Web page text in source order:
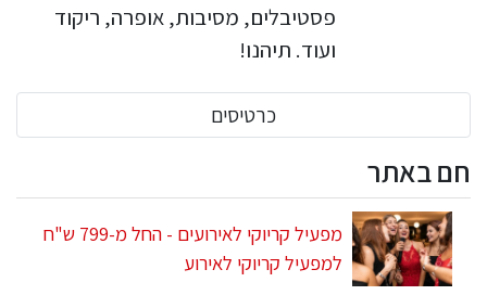
פסטיבלים, מסיבות, אופרה, ריקוד
ועוד. תיהנו!
כרטיסים
חם באתר
מפעיל קריוקי לאירועים - החל מ-799 ש"ח
למפעיל קריוקי לאירוע